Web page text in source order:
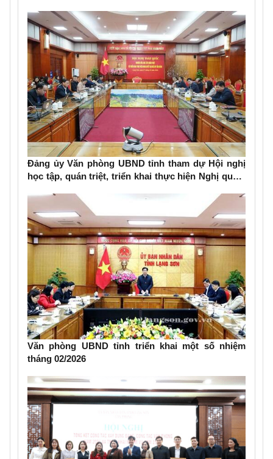
NQ/TW của Bộ Chính trị
Đảng ủy Văn phòng UBND tỉnh tham dự Hội nghị
học tập, quán triệt, triển khai thực hiện Nghị quyết
Văn phòng UBND tỉnh triển khai một số nhiệm
tháng 02/2026